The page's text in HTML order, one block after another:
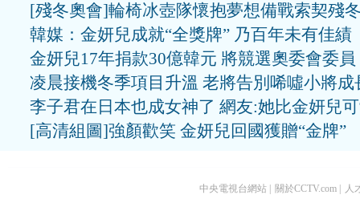
[殘冬奧會]輪椅冰壺隊懷抱夢想備戰索契殘
韓媒：金妍兒成就“全獎牌” 乃百年未有佳績
金妍兒17年捐款30億韓元 將競選奧委會委員
凌晨接機冬季項目升溫 老將告別唏噓小將成
李子君在日本也成女神了 網友:她比金妍兒
[高清組圖]強顏歡笑 金妍兒回國獲贈“金牌”
中央電視台網站 關於CCTV.com 人